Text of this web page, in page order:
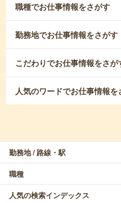
職種でお仕事情報をさがす
勤務地でお仕事情報をさがす
こだわりでお仕事情報をさが
人気のワードでお仕事情報を
勤務地 / 路線・駅
職種
人気の検索インデックス